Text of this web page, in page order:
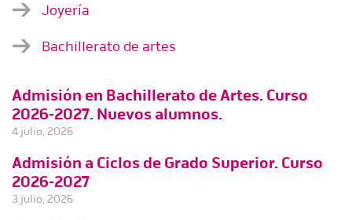
Joyería
Bachillerato de artes
Admisión en Bachillerato de Artes. Curso
2026-2027. Nuevos alumnos.
4 julio, 2026
Admisión a Ciclos de Grado Superior. Curso
2026-2027
3 julio, 2026